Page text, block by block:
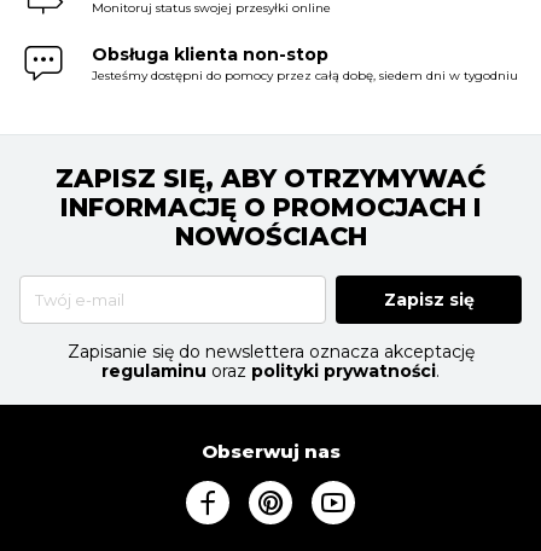
Monitoruj status swojej przesyłki online
Obsługa klienta non-stop
Jesteśmy dostępni do pomocy przez całą dobę, siedem dni w tygodniu
ZAPISZ SIĘ, ABY OTRZYMYWAĆ
INFORMACJĘ O PROMOCJACH I
NOWOŚCIACH
Zapisz się
Zapisanie się do newslettera oznacza akceptację
regulaminu oraz polityki prywatności.
Obserwuj nas